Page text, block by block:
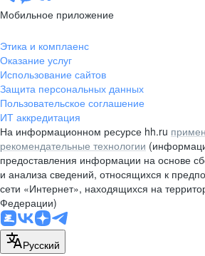
10 этаж, помещение 45-1
pr@rabota.by
Алматы
пр. Абая, д. 151, БЦ Алатау,
12 этаж, офис 1209
+7 727 232-13-13
pr@headhunter.com.kz
Мобильное приложение
Этика и комплаенс
Оказание услуг
Использование сайтов
Защита персональных данных
Пользовательское соглашение
ИТ аккредитация
На информационном ресурсе hh.ru
рекомендательные технологии
предоставления информации на основе
и анализа сведений, относящихся к
сети «Интернет», находящихся на
Федерации)
Русский